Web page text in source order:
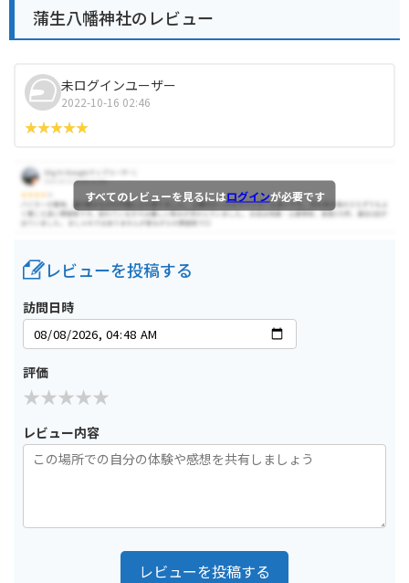
蒲生八幡神社のレビュー
未ログインユーザー
2022-10-16 02:46
すべてのレビューを見るにはログインが必要です
レビューを投稿する
訪問日時
評価
レビュー内容
レビューを投稿する